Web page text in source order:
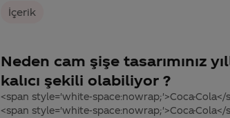
İçerik
Neden cam şişe tasarımınız
kalıcı şekili olabiliyor ?
<span style='white-space:nowrap;'>Coca-Cola</
<span style='white-space:nowrap;'>Coca-Cola</